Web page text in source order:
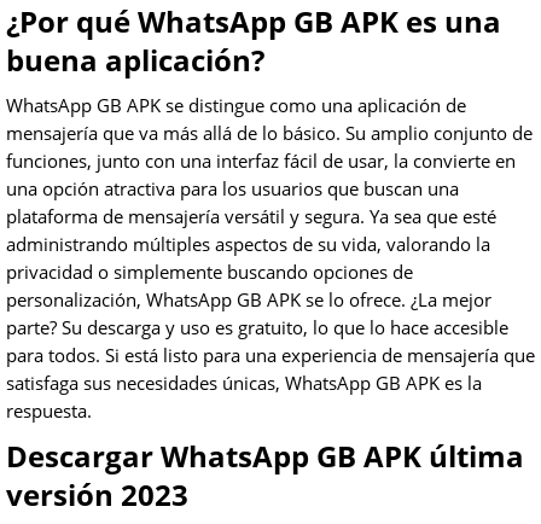
¿Por qué WhatsApp GB APK es una
buena aplicación?
WhatsApp GB APK se distingue como una aplicación de
mensajería que va más allá de lo básico. Su amplio conjunto de
funciones, junto con una interfaz fácil de usar, la convierte en
una opción atractiva para los usuarios que buscan una
plataforma de mensajería versátil y segura. Ya sea que esté
administrando múltiples aspectos de su vida, valorando la
privacidad o simplemente buscando opciones de
personalización, WhatsApp GB APK se lo ofrece. ¿La mejor
parte? Su descarga y uso es gratuito, lo que lo hace accesible
para todos. Si está listo para una experiencia de mensajería que
satisfaga sus necesidades únicas, WhatsApp GB APK es la
respuesta.
Descargar WhatsApp GB APK última
versión 2023